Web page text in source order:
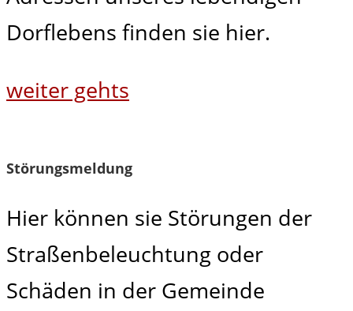
Dorflebens finden sie hier.
weiter gehts
Störungsmeldung
Hier können sie Störungen der
Straßenbeleuchtung oder
Schäden in der Gemeinde